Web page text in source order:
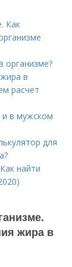
Как
организме?
в
расчет
в мужском
для
найти
жира в